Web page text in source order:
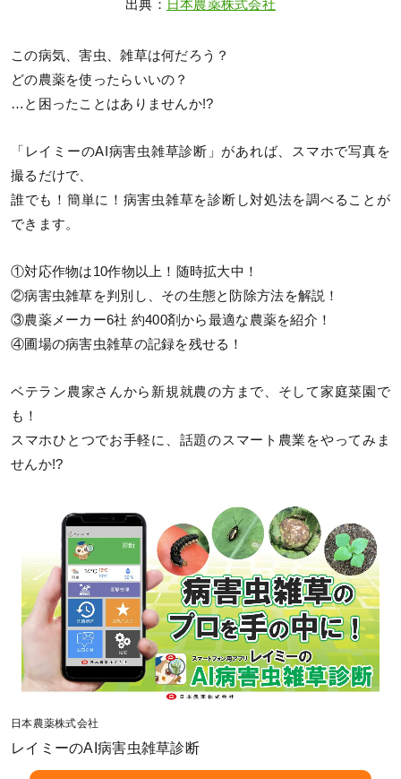
出典： 日本農薬株式会社
この病気、害虫、雑草は何だろう？
どの農薬を使ったらいいの？
…と困ったことはありませんか!?
「レイミーのAI病害虫雑草診断」があれば、スマホで写真を
撮るだけで、
誰でも！簡単に！病害虫雑草を診断し対処法を調べることが
できます。
①対応作物は10作物以上！随時拡大中！
②病害虫雑草を判別し、その生態と防除方法を解説！
③農薬メーカー6社 約400剤から最適な農薬を紹介！
④圃場の病害虫雑草の記録を残せる！
ベテラン農家さんから新規就農の方まで、そして家庭菜園で
も！
スマホひとつでお手軽に、話題のスマート農業をやってみま
せんか!?
日本農薬株式会社
レイミーのAI病害虫雑草診断